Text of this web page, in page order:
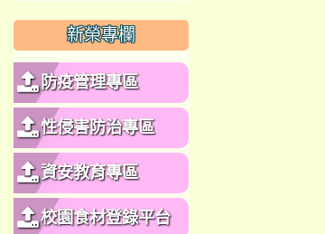
新榮專欄
防疫管理專區
性侵害防治專區
資安教育專區
校園食材登錄平台